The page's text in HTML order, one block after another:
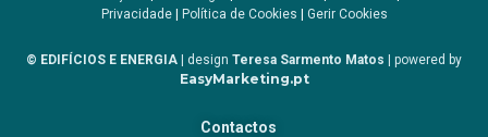
Privacidade| Política de Cookies Gerir Cookies
© EDIFÍCIOS E ENERGIA | design Teresa Sarmento Matos | powered by
EasyMarketing.pt
Contactos